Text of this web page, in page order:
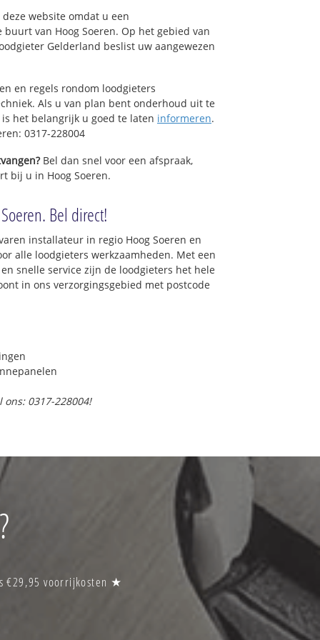
website omdat u een
van Hoog Soeren. Op het gebied van
Gelderland beslist uw aangewezen
en regels rondom loodgieters
Als u van plan bent onderhoud uit te
het belangrijk u goed te laten informeren.
0317-228004
Bel dan snel voor een afspraak,
bij u in Hoog Soeren.
Bel direct!
installateur in regio Hoog Soeren en
alle loodgieters werkzaamheden. Met een
snelle service zijn de loodgieters het hele
in ons verzorgingsgebied met postcode
ons: 0317-228004!
€29,95 voorrijkosten ★